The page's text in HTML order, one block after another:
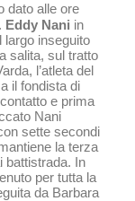
dato alle ore
Eddy Nani in
largo inseguito
salita, sul tratto
l’atleta del
il fondista di
e prima
Nani
sette secondi
la terza
battistrada. In
per tutta la
da Barbara